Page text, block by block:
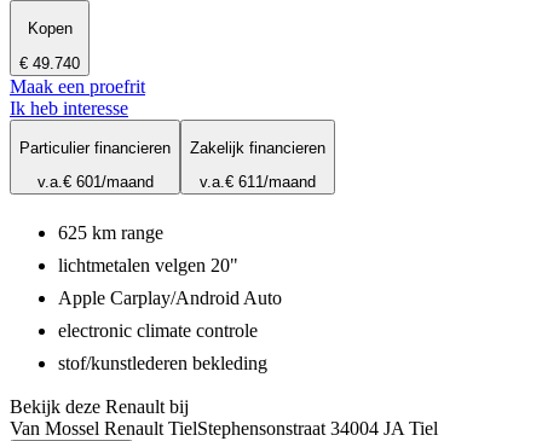
Kopen
€ 49.740
Maak een proefrit
Ik heb interesse
Particulier financieren
v.a.€ 601/maand
Zakelijk financieren
v.a.€ 611/maand
625 km range
lichtmetalen velgen 20"
Apple Carplay/Android Auto
electronic climate controle
stof/kunstlederen bekleding
Bekijk deze Renault bij
Van Mossel Renault TielStephensonstraat 34004 JA Tiel